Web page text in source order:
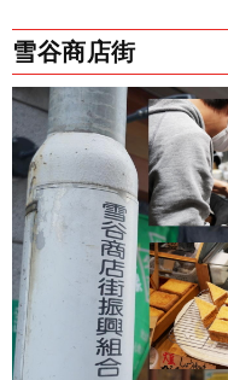
雪谷商店街